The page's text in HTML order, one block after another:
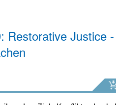
Restorative Justice -